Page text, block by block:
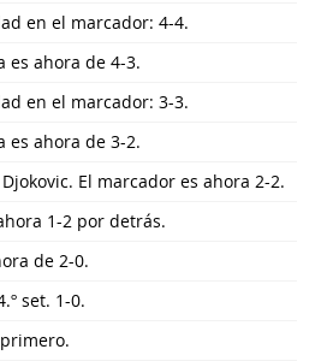
en el marcador: 4-4.
es ahora de 4-3.
en el marcador: 3-3.
es ahora de 3-2.
El marcador es ahora 2-2.
1-2 por detrás.
de 2-0.
set. 1-0.